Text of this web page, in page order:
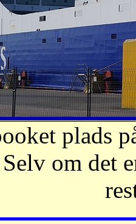
plads
om det